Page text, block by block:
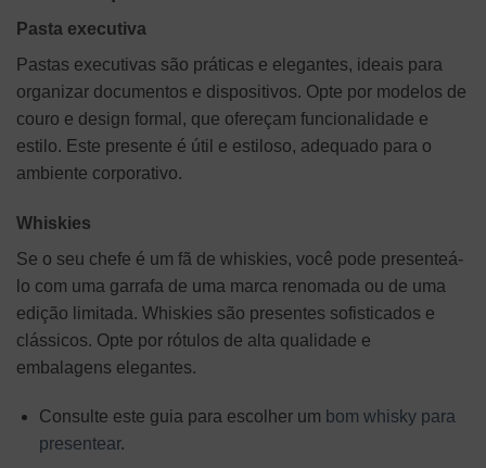
Pasta executiva
Pastas executivas são práticas e elegantes, ideais para
organizar documentos e dispositivos. Opte por modelos de
couro e design formal, que ofereçam funcionalidade e
estilo. Este presente é útil e estiloso, adequado para o
ambiente corporativo.
Whiskies
Se o seu chefe é um fã de whiskies, você pode presenteá-
lo com uma garrafa de uma marca renomada ou de uma
edição limitada. Whiskies são presentes sofisticados e
clássicos. Opte por rótulos de alta qualidade e
embalagens elegantes.
Consulte este guia para escolher um bom whisky para
presentear.